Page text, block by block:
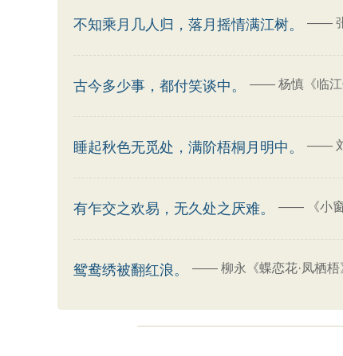
不知乘月几人归，落月摇情满江树。 ——
古今多少事，都付笑谈中。 —— 杨慎《临江
睡起秋色无觅处，满阶梧桐月明中。 ——
有乍交之欢易，无久处之厌难。 —— 《小
鸳鸯绣被翻红浪。 —— 柳永《蝶恋花·凤栖梧